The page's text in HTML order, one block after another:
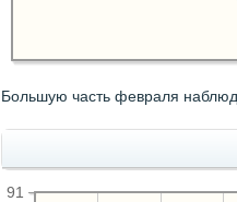
Большую часть февраля
91